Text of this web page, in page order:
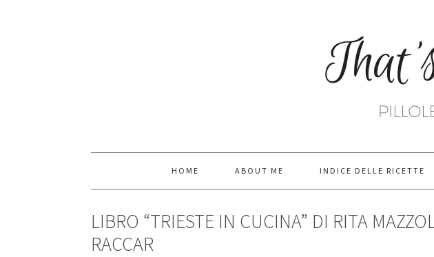
HOME ABOUT ME INDICE DELLE RICETTE
LIBRO “TRIESTE IN CUCINA” DI RITA
RACCAR